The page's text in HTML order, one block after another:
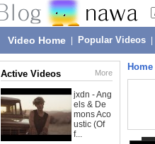
Video Home Popular Videos
Active Videos More
jxdn - Ang
els & De
mons Aco
ustic (Of
f...
Home